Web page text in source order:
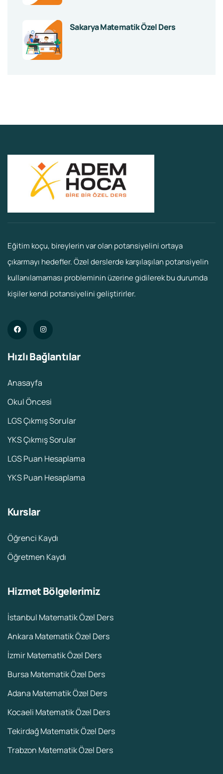
Sakarya Matematik Özel Ders
Eğitim koçu, bireylerin var olan potansiyelini ortaya
çıkarmayı hedefler. Özel derslerde karşılaşılan potansiyelin
kullanılamaması probleminin üzerine gidilerek bu durumda
kişiler kendi potansiyelini geliştirirler.
Hızlı Bağlantılar
Anasayfa
Okul Öncesi
LGS Çıkmış Sorular
YKS Çıkmış Sorular
LGS Puan Hesaplama
YKS Puan Hesaplama
Kurslar
Öğrenci Kaydı
Öğretmen Kaydı
Hizmet Bölgelerimiz
İstanbul Matematik Özel Ders
Ankara Matematik Özel Ders
İzmir Matematik Özel Ders
Bursa Matematik Özel Ders
Adana Matematik Özel Ders
Kocaeli Matematik Özel Ders
Tekirdağ Matematik Özel Ders
Trabzon Matematik Özel Ders